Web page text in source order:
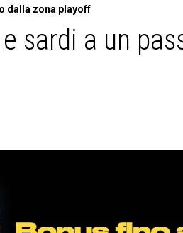
dalla zona playoff
sardi a un